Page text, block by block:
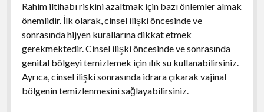
Rahim iltihabı riskini azaltmak için bazı önlemler almak
önemlidir. İlk olarak, cinsel ilişki öncesinde ve
sonrasında hijyen kurallarına dikkat etmek
gerekmektedir. Cinsel ilişki öncesinde ve sonrasında
genital bölgeyi temizlemek için ılık su kullanabilirsiniz.
Ayrıca, cinsel ilişki sonrasında idrara çıkarak vajinal
bölgenin temizlenmesini sağlayabilirsiniz.